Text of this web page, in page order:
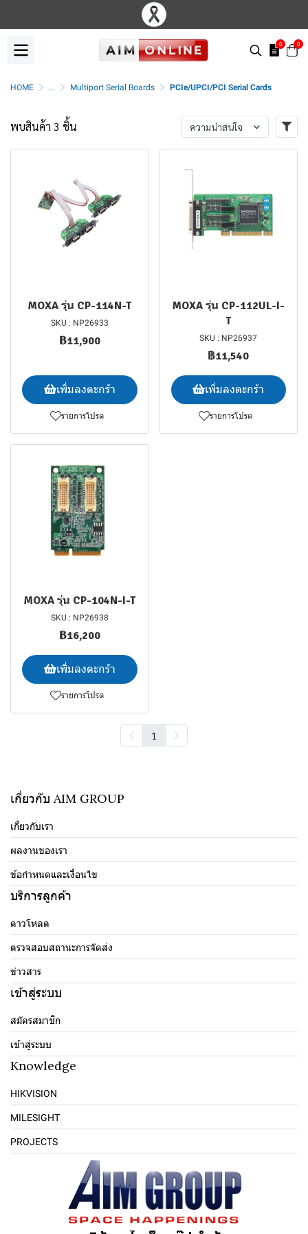
0 0
HOME ... Multiport Serial Boards PCIe/UPCI/PCI Serial Cards
พบสินค้า 3 ชิ้น ความน่าสนใจ
MOXA รุ่น CP-114N-T
SKU : NP26933
฿11,900
เพิ่มลงตะกร้า
รายการโปรด
MOXA รุ่น CP-112UL-I-
T
SKU : NP26937
฿11,540
เพิ่มลงตะกร้า
รายการโปรด
MOXA รุ่น CP-104N-I-T
SKU : NP26938
฿16,200
เพิ่มลงตะกร้า
รายการโปรด
1
เกี่ยวกับ AIM GROUP
เกี่ยวกับเรา
ผลงานของเรา
ข้อกำหนดและเงื่อนไข
บริการลูกค้า
ดาวโหลด
ตรวจสอบสถานะการจัดส่ง
ข่าวสาร
เข้าสู่ระบบ
สมัครสมาชิก
เข้าสู่ระบบ
Knowledge
HIKVISION
MILESIGHT
PROJECTS